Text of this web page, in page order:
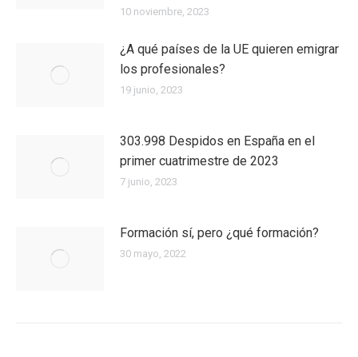
10 noviembre, 2023
¿A qué países de la UE quieren emigrar
los profesionales?
19 junio, 2023
303.998 Despidos en España en el
primer cuatrimestre de 2023
7 junio, 2023
Formación sí, pero ¿qué formación?
30 mayo, 2022